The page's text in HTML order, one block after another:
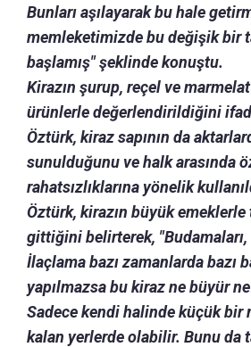
Bunları aşılayarak bu hale
memleketimizde bu değişik bir
başlamış" şeklinde konuştu.
Kirazın şurup, reçel ve
ürünlerle değerlendirildiğini
Öztürk, kiraz sapının da
sunulduğunu ve halk arasında
rahatsızlıklarına yönelik
Öztürk, kirazın büyük
gittiğini belirterek, "Budamaları,
İlaçlama bazı zamanlarda bazı
yapılmazsa bu kiraz ne büyür
Sadece kendi halinde küçük bir
kalan yerlerde olabilir. Bunu da